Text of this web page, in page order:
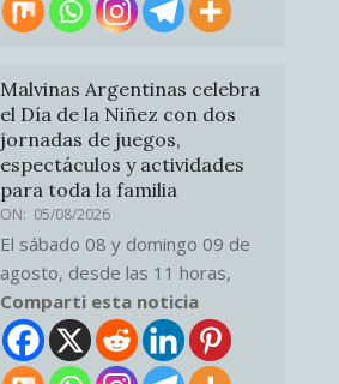
Malvinas Argentinas celebra
el Día de la Niñez con dos
jornadas de juegos,
espectáculos y actividades
para toda la familia
ON: 05/08/2026
El sábado 08 y domingo 09 de
agosto, desde las 11 horas,
Comparti esta noticia